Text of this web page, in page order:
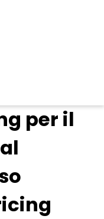
per il